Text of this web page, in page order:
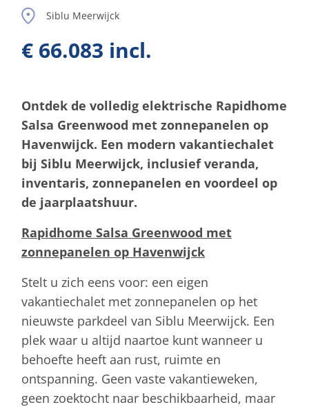
Siblu Meerwijck
€ 66.083 incl.
Ontdek de volledig elektrische Rapidhome
Salsa Greenwood met zonnepanelen op
Havenwijck. Een modern vakantiechalet
bij Siblu Meerwijck, inclusief veranda,
inventaris, zonnepanelen en voordeel op
de jaarplaatshuur.
Rapidhome Salsa Greenwood met
zonnepanelen op Havenwijck
Stelt u zich eens voor: een eigen
vakantiechalet met zonnepanelen op het
nieuwste parkdeel van Siblu Meerwijck. Een
plek waar u altijd naartoe kunt wanneer u
behoefte heeft aan rust, ruimte en
ontspanning. Geen vaste vakantieweken,
geen zoektocht naar beschikbaarheid, maar